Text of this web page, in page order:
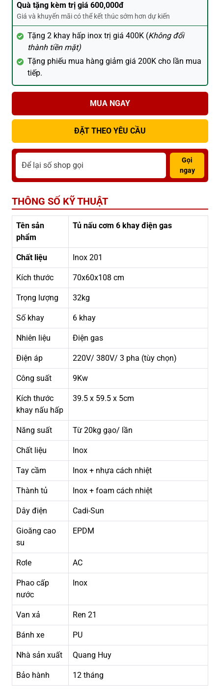
Quà tặng kèm trị giá 600,000đ
Giá và khuyến mãi có thể kết thúc sớm hơn dự kiến
Tặng 2 khay hấp inox trị giá 400K (Không đổi
thành tiền mặt)
Tặng phiếu mua hàng giảm giá 200K cho lần mua
tiếp.
MUA NGAY
ĐẶT THEO YÊU CẦU
Gọi
ngay
THÔNG SỐ KỸ THUẬT
Tên sản
phẩm
Tủ nấu cơm 6 khay điện gas
Chất liệu Inox 201
Kích thước 70x60x108 cm
Trọng lượng 32kg
Số khay 6 khay
Nhiên liệu Điện gas
Điện áp 220V/ 380V/ 3 pha (tùy chọn)
Công suất 9Kw
Kích thước
khay nấu hấp
39.5 x 59.5 x 5cm
Năng suất Từ 20kg gạo/ lần
Chất liệu Inox
Tay cầm Inox + nhựa cách nhiệt
Thành tủ Inox + foam cách nhiệt
Dây điện Cadi-Sun
Gioăng cao
su
EPDM
Rơle AC
Phao cấp
nước
Inox
Van xả Ren 21
Bánh xe PU
Nhà sản xuất Quang Huy
Bảo hành 12 tháng